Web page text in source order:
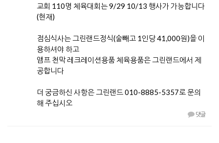
교회 110명 체육대회는 9/29 10/13 행사가 가능합니다
(현재)
점심식사는 그린랜드정식(술빼고 1인당 41,000원)을 이
용하셔야 하고
앰프 천막 레크레이션용품 체육용품은 그린랜드에서 제
공합니다
더 궁금하신 사항은 그린랜드 010-8885-5357로 문의
해 주십시오
댓글